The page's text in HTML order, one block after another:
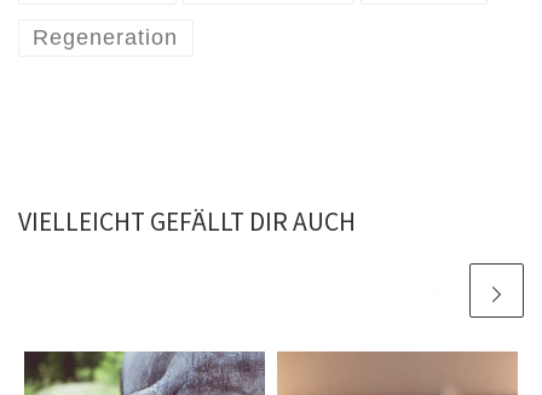
Regeneration
VIELLEICHT GEFÄLLT DIR AUCH